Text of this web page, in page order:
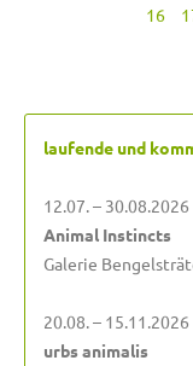
16
laufende und
12.07. – 30.08.2026
Animal Instincts
Galerie
20.08. – 15.11.2026
urbs animalis